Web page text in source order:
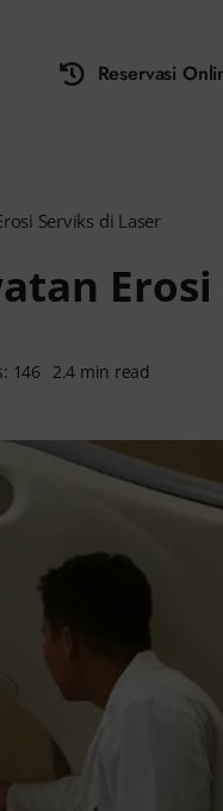
Reservasi
Serviks di Laser
146 2.4 min read